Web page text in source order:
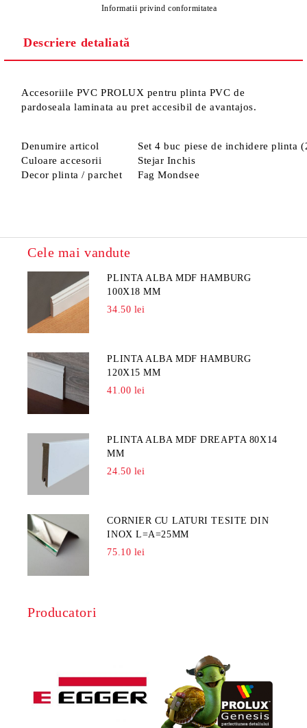
Sunt de acord cuPolitica de confidentialitate
Noi vă vom contacta pentru finalizarea comenzii.
Informatii privind conformitatea
Descriere detaliată
Accesoriile PVC PROLUX pentru plinta PVC de
pardoseala laminata au pret accesibil de avantajos.
Denumire articol
Set 4 buc piese de inchidere plinta
Culoare accesorii
Stejar Inchis
Decor plinta / parchet
Fag Mondsee
Cele mai vandute
PLINTA ALBA MDF HAMBURG
100X18 MM
34.50 lei
PLINTA ALBA MDF HAMBURG
120X15 MM
41.00 lei
PLINTA ALBA MDF DREAPTA 80X14
MM
24.50 lei
CORNIER CU LATURI TESITE DIN
INOX L=A=25MM
75.10 lei
Producatori